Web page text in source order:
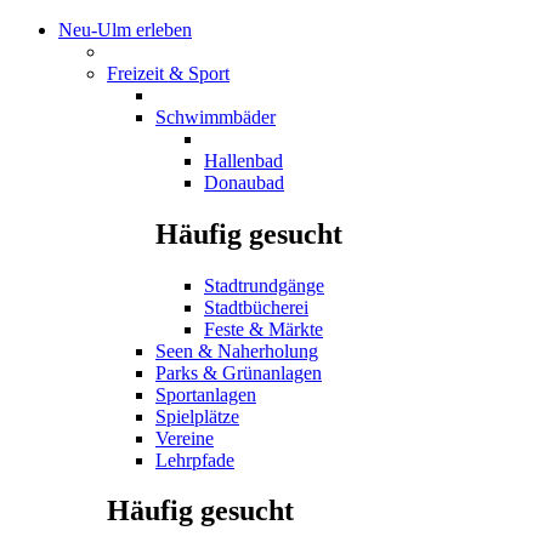
Neu-Ulm erleben
Freizeit & Sport
Schwimmbäder
Hallenbad
Donaubad
Häufig gesucht
Stadtrundgänge
Stadtbücherei
Feste & Märkte
Seen & Naherholung
Parks & Grünanlagen
Sportanlagen
Spielplätze
Vereine
Lehrpfade
Häufig gesucht